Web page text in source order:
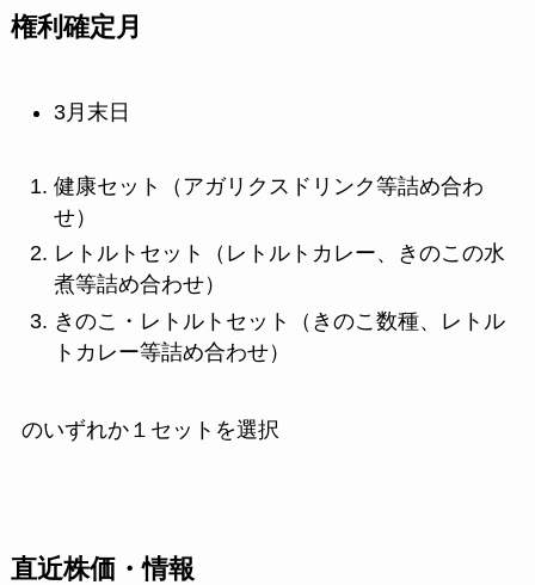
権利確定月
3月末日
健康セット（アガリクスドリンク等詰め合わ
せ）
レトルトセット（レトルトカレー、きのこの水
煮等詰め合わせ）
きのこ・レトルトセット（きのこ数種、レトル
トカレー等詰め合わせ）
のいずれか１セットを選択
直近株価・情報